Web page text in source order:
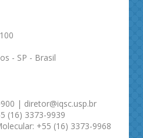
- SP - Brasil
| diretor@iqsc.usp.br
(16) 3373-9939
+55 (16) 3373-9968